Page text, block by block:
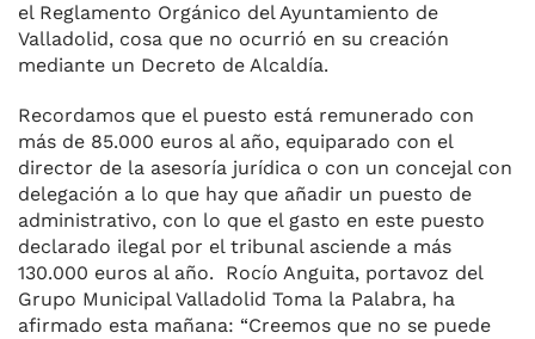
el Reglamento Orgánico del Ayuntamiento de
Valladolid, cosa que no ocurrió en su creación
mediante un Decreto de Alcaldía.
Recordamos que el puesto está remunerado con
más de 85.000 euros al año, equiparado con el
director de la asesoría jurídica o con un concejal con
delegación a lo que hay que añadir un puesto de
administrativo, con lo que el gasto en este puesto
declarado ilegal por el tribunal asciende a más
130.000 euros al año. Rocío Anguita, portavoz del
Grupo Municipal Valladolid Toma la Palabra, ha
afirmado esta mañana: “Creemos que no se puede